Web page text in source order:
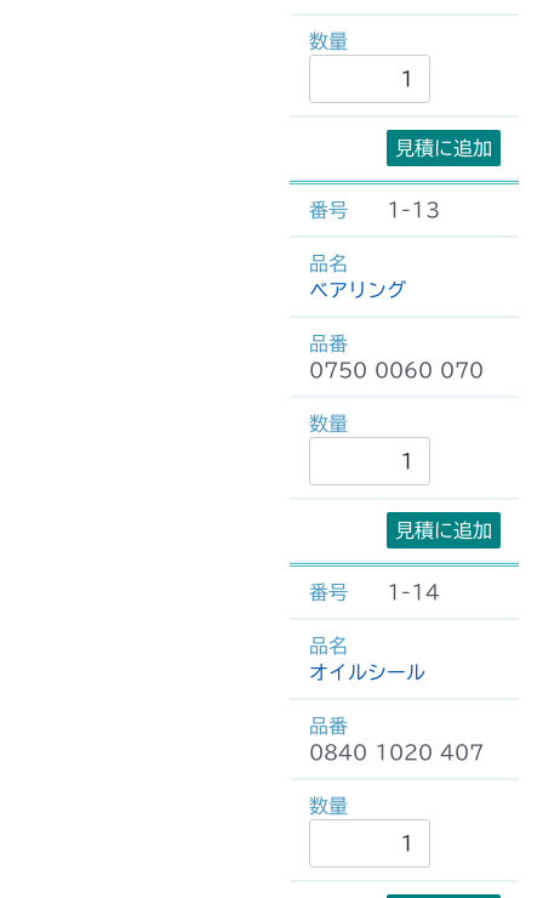
見積に追加
1-13
ベアリング
0750 0060 070
見積に追加
1-14
オイルシール
0840 1020 407